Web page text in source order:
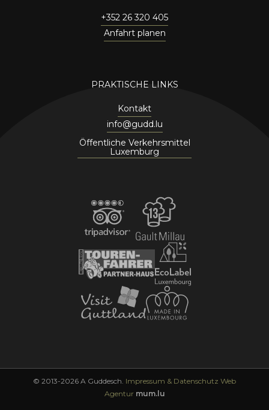
+352 26 320 405
Anfahrt planen
PRAKTISCHE LINKS
Kontakt
info@gudd.lu
Öffentliche Verkehrsmittel
Luxemburg
© 2013-2026 A Guddesch. Impressum & Datenschutz Web
Agentur mum.lu